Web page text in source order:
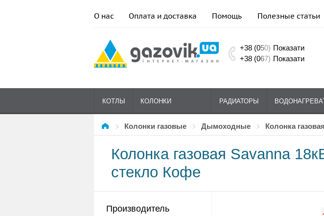
О нас Оплата и доставка Помощь Полезные статьи
+38 (050) Показати
+38 (067) Показати
КОТЛЫ КОЛОНКИ
ГАЗОВЫЕ
РАДИАТОРЫ
Колонки газовые дымоходные Колонка
Колонка газовая Savanna
стекло Кофе
Производитель